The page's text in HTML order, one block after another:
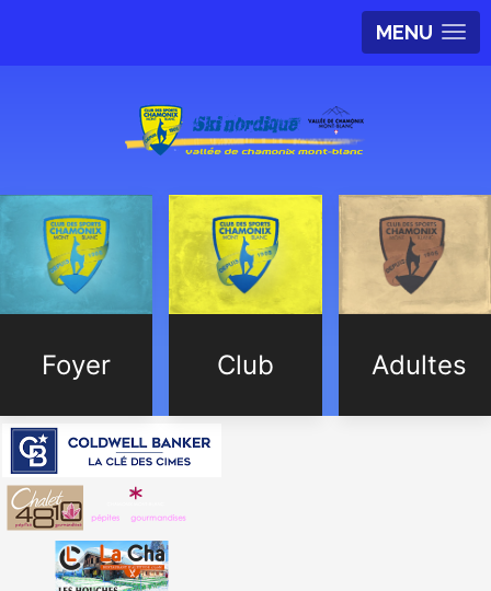
MENU
Foyer Club Adultes